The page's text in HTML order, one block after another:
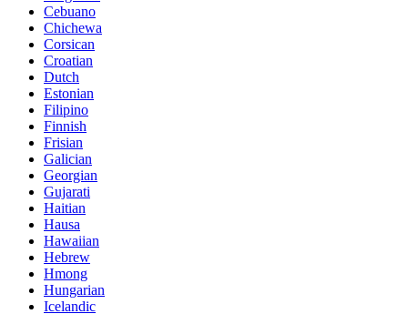
Cebuano
Chichewa
Corsican
Croatian
Dutch
Estonian
Filipino
Finnish
Frisian
Galician
Georgian
Gujarati
Haitian
Hausa
Hawaiian
Hebrew
Hmong
Hungarian
Icelandic